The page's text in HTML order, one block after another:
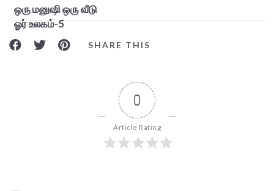
ஒரு மனுஷி ஒரு வீடு
ஓர் உலகம்-5
SHARE THIS
0
Article Rating